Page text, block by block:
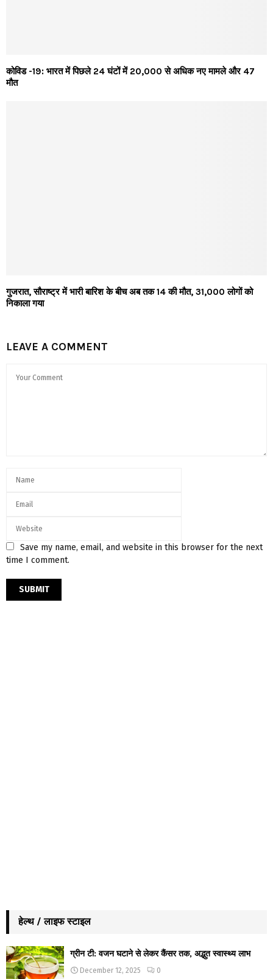
कोविड -19: भारत में पिछले 24 घंटों में 20,000 से अधिक नए मामले और 47
मौत
गुजरात, सौराष्ट्र में भारी बारिश के बीच अब तक 14 की मौत, 31,000 लोगों को
निकाला गया
LEAVE A COMMENT
Save my name, email, and website in this browser for the next
time I comment.
हेल्थ / लाइफ स्टाइल
ग्रीन टी: वजन घटाने से लेकर कैंसर तक, अद्भुत स्वास्थ्य लाभ
December 12, 2025 0